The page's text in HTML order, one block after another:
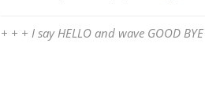
+ + + I say HELLO and wave GOOD